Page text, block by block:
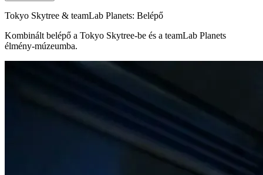
Tokyo Skytree & teamLab Planets: Belépő
Kombinált belépő a Tokyo Skytree-be és a teamLab Planets
élmény‑múzeumba.